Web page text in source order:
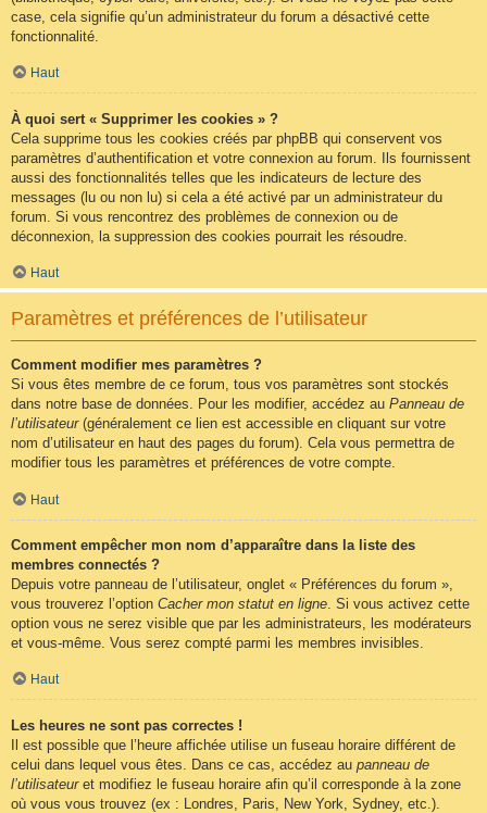
case, cela signifie qu’un administrateur du forum a désactivé cette
fonctionnalité.
Haut
À quoi sert « Supprimer les cookies » ?
Cela supprime tous les cookies créés par phpBB qui conservent vos
paramètres d’authentification et votre connexion au forum. Ils fournissent
aussi des fonctionnalités telles que les indicateurs de lecture des
messages (lu ou non lu) si cela a été activé par un administrateur du
forum. Si vous rencontrez des problèmes de connexion ou de
déconnexion, la suppression des cookies pourrait les résoudre.
Haut
Paramètres et préférences de l’utilisateur
Comment modifier mes paramètres ?
Si vous êtes membre de ce forum, tous vos paramètres sont stockés
dans notre base de données. Pour les modifier, accédez au Panneau de
l’utilisateur(généralement ce lien est accessible en cliquant sur votre
nom d’utilisateur en haut des pages du forum). Cela vous permettra de
modifier tous les paramètres et préférences de votre compte.
Haut
Comment empêcher mon nom d’apparaître dans la liste des
membres connectés ?
Depuis votre panneau de l’utilisateur, onglet « Préférences du forum »,
vous trouverez l’option Cacher mon statut en ligne . Si vous activez cette
option vous ne serez visible que par les administrateurs, les modérateurs
et vous-même. Vous serez compté parmi les membres invisibles.
Haut
Les heures ne sont pas correctes !
Il est possible que l’heure affichée utilise un fuseau horaire différent de
celui dans lequel vous êtes. Dans ce cas, accédez au panneau de
l’utilisateuret modifiez le fuseau horaire afin qu’il corresponde à la zone
où vous vous trouvez (ex : Londres, Paris, New York, Sydney, etc.).